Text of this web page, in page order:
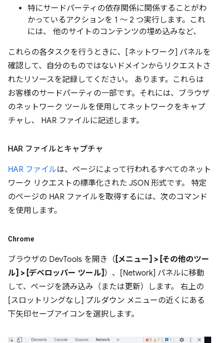
特にサードパーティの依存関係に関係することがわ
かっているアクションを 1 ～ 2 つ実行します。これ
には、 他のサイトのコンテンツの埋め込みなど、
これらの各タスクを行うときに、[ネットワーク] パネルを
確認して、自分のものではないドメインからリクエストさ
れたリソースを記録してください。 あります。これらは
お客様のサードパーティの一部です。それには、ブラウザ
のネットワーク ツールを使用してネットワークをキャプ
チャし、 HAR ファイルに記述します。
HAR ファイルとキャプチャ
HAR ファイルは、ページによって行われるすべてのネット
ワーク リクエストの標準化された JSON 形式です。 特定
のページの HAR ファイルを取得するには、次のコマンド
を使用します。
Chrome
ブラウザの DevTools を開き（ [メニュー] > [その他のツー
ル] > [デベロッパー ツール] ）、[Network] パネルに移動
して、ページを読み込み（または更新）します。 右上の
[スロットリングなし] プルダウン メニューの近くにある
下矢印セーブアイコンを選択します。